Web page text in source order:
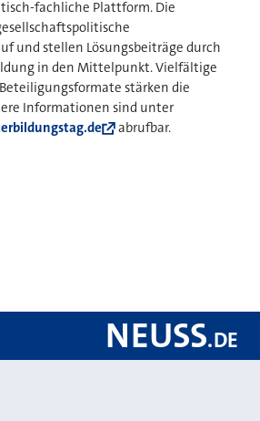
fachliche Plattform. Die
und stellen Lösungsbeiträge durch
in den Mittelpunkt. Vielfältige
stärken die
Informationen sind unter
abrufbar.
NEUSS.DE